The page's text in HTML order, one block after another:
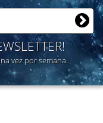
vez por semana